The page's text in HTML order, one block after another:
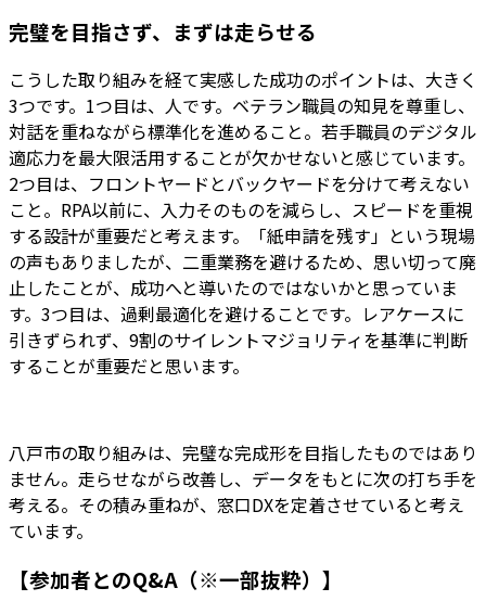
完璧を目指さず、まずは走らせる
こうした取り組みを経て実感した成功のポイントは、大きく
3つです。1つ目は、人です。ベテラン職員の知見を尊重し、
対話を重ねながら標準化を進めること。若手職員のデジタル
適応力を最大限活用することが欠かせないと感じています。
2つ目は、フロントヤードとバックヤードを分けて考えない
こと。RPA以前に、入力そのものを減らし、スピードを重視
する設計が重要だと考えます。「紙申請を残す」という現場
の声もありましたが、二重業務を避けるため、思い切って廃
止したことが、成功へと導いたのではないかと思っていま
す。3つ目は、過剰最適化を避けることです。レアケースに
引きずられず、9割のサイレントマジョリティを基準に判断
することが重要だと思います。
八戸市の取り組みは、完璧な完成形を目指したものではあり
ません。走らせながら改善し、データをもとに次の打ち手を
考える。その積み重ねが、窓口DXを定着させていると考え
ています。
【参加者とのQ&A（※一部抜粋）】